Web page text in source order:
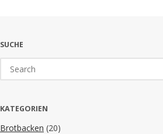
SUCHE
for:
KATEGORIEN
Brotbacken (20)